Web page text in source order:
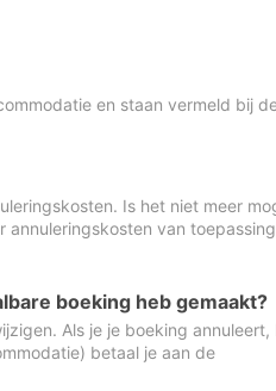
en staan vermeld bij
Is het niet meer
van
boeking heb gemaakt?
Als je je boeking annuleert,
betaal je aan de